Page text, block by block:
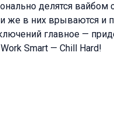
делятся вайбом
же в них врываются и
главное —
Smart — Chill Hard!